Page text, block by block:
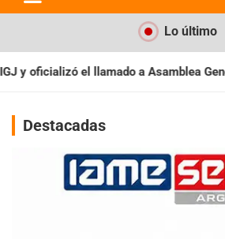
Lo último
General Ordinaria IAME
Destacadas